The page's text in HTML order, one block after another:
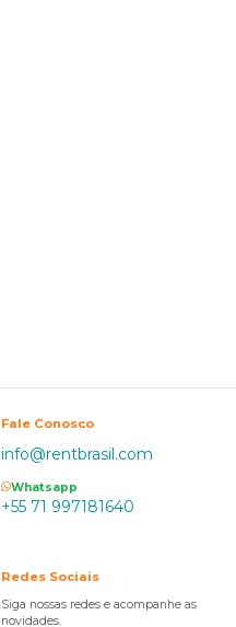
Fale Conosco
info@rentbrasil.com
Whatsapp
+55 71 997181640
Redes Sociais
Siga nossas redes e acompanhe as
novidades.